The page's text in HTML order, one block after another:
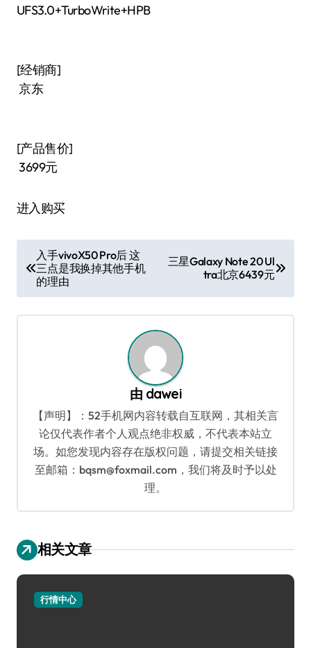
UFS3.0+TurboWrite+HPB
[经销商]
京东
[产品售价]
3699元
进入购买
章
导
航
入手vivoX50 Pro后 这
三点是我换掉其他手机
的理由
三星Galaxy Note 20 Ul
tra北京6439元
由 dawei
【声明】：52手机网内容转载自互联网，其相关言
论仅代表作者个人观点绝非权威，不代表本站立
场。如您发现内容存在版权问题，请提交相关链接
至邮箱：bqsm@foxmail.com，我们将及时予以处
理。
相关文章
行情中心